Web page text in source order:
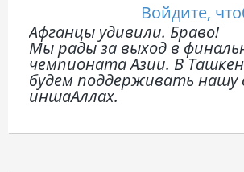
Войдите,
Афганцы удивили. Браво!
Мы рады за выход в
чемпионата Азии. В
будем поддерживать нашу
иншаАллах.